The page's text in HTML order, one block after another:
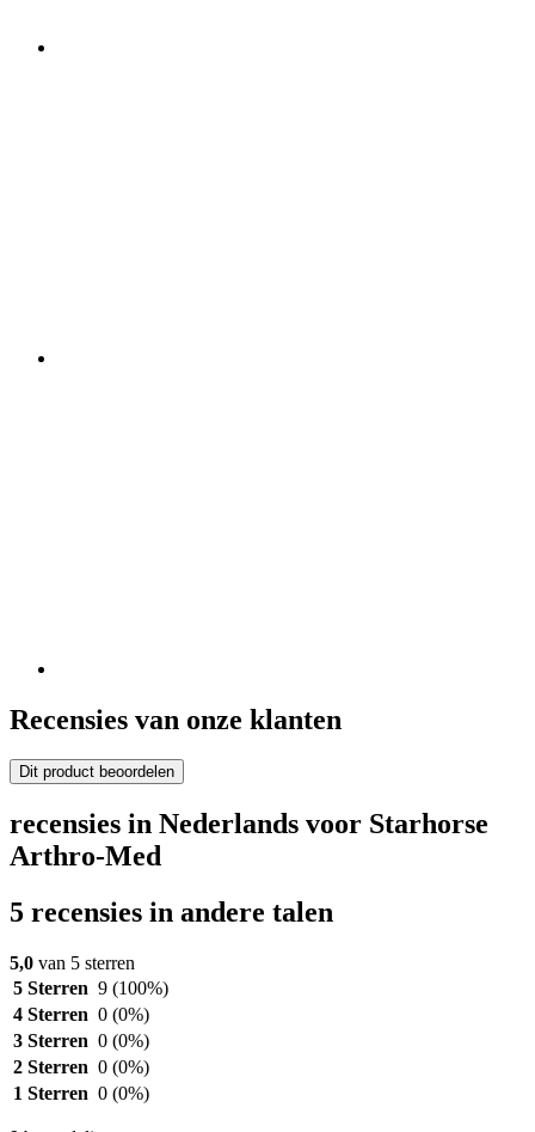
Recensies van onze klanten
Dit product beoordelen
recensies in Nederlands voor Starhorse
Arthro-Med
5 recensies in andere talen
5,0 van 5 sterren
5 Sterren 9 (100%)
4 Sterren 0 (0%)
3 Sterren 0 (0%)
2 Sterren 0 (0%)
1 Sterren 0 (0%)